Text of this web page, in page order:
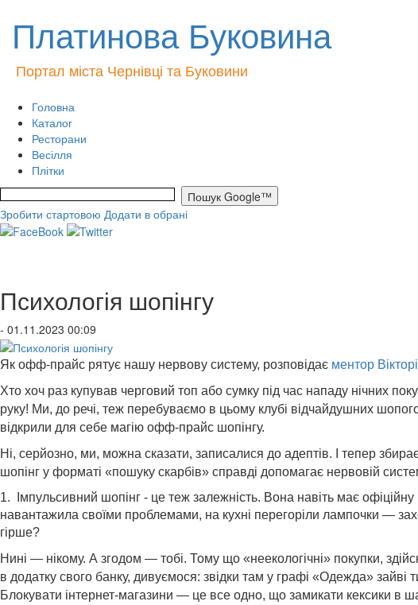
Платинова Буковина
Портал міста Чернівці та Буковини
Головна
Каталог
Ресторани
Весілля
Плітки
Зробити стартовою Додати в обрані
Психологія шопінгу
- 01.11.2023 00:09
Як офф-прайс рятує нашу нервову систему, розповідає ментор
Хто хоч раз купував черговий топ або сумку під час нападу нічних
руку! Ми, до речі, теж перебуваємо в цьому клубі відчайдушних
відкрили для себе магію офф-прайс шопінгу.
Ні, серйозно, ми, можна сказати, записалися до адептів. І тепер
шопінг у форматі «пошуку скарбів» справді допомагає нервовій
1. Імпульсивний шопінг - це теж залежність. Вона навіть має
навантажила своїми проблемами, на кухні перегоріли лампочки —
гірше?
Нині — нікому. А згодом — тобі. Тому що «неекологічні» покупки,
в додатку свого банку, дивуємося: звідки там у графі «Одежда» зайві
Блокувати інтернет-магазини — це все одно, що замикати кексики в